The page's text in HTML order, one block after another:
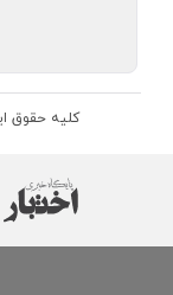
اتحادیه ناشران و
معتبری از کتاب های حقوقی
اندازی کردیم تا
کلیه حقوق